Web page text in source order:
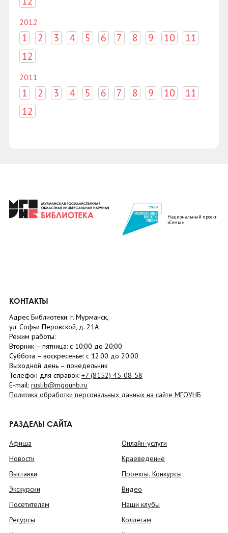
2012
1 2 3 4 5 6 7 8 9 10
11
12
2011
1 2 3 4 5 6 7 8 9 10
11
12
Национальный проект
«Семья»
КОНТАКТЫ
Адрес Библиотеки: г. Мурманск,
ул. Софьи Перовской, д. 21А
Режим работы:
Вторник – пятница: с 10:00 до 20:00
Суббота – воскресенье: c 12:00 до 20:00
Выходной день – понедельник
Телефон для справок: +7 (8152) 45-08-58
E-mail: ruslib@mgounb.ru
Политика обработки персональных данных на сайте МГОУНБ
РАЗДЕЛЫ САЙТА
Афиша
Новости
Выставки
Экскурсии
Посетителям
Ресурсы
Онлайн-услуги
Краеведение
Проекты. Конкурсы
Видео
Наши клубы
Коллегам